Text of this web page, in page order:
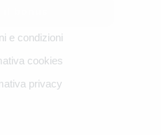
e condizioni
cookies
privacy